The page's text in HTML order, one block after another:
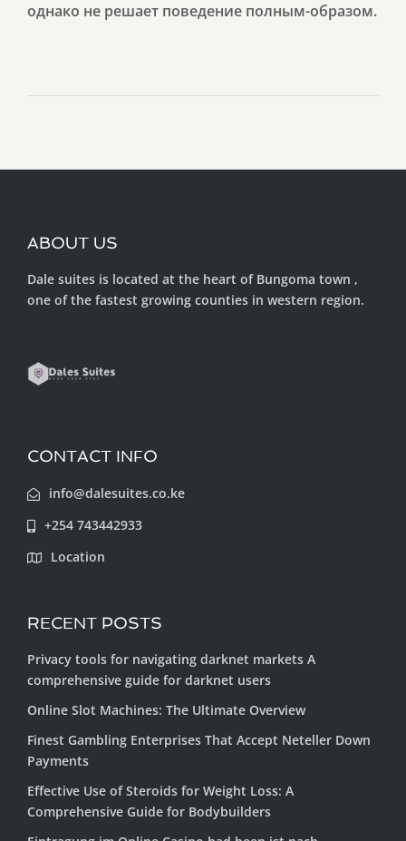
однако не решает поведение полным-образом.
ABOUT US
Dale suites is located at the heart of Bungoma town ,
one of the fastest growing counties in western region.
CONTACT INFO
info@dalesuites.co.ke
+254 743442933
Location
RECENT POSTS
Privacy tools for navigating darknet markets A
comprehensive guide for darknet users
Online Slot Machines: The Ultimate Overview
Finest Gambling Enterprises That Accept Neteller Down
Payments
Effective Use of Steroids for Weight Loss: A
Comprehensive Guide for Bodybuilders